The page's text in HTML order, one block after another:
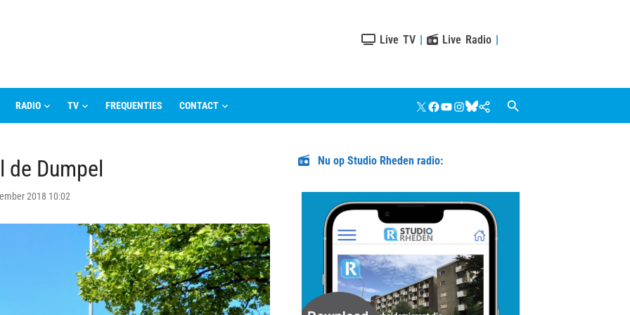
Live TV | Live Radio |
RADIO TV FREQUENTIES CONTACT X Facebook
YouTube
Instagram
Bluesky
Google
Nieuws
Dumpel
2018 10:02
Nu op Studio Rheden radio: